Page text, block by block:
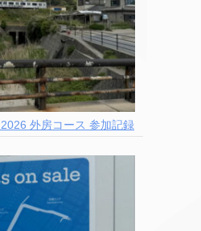
外房コース 参加記録